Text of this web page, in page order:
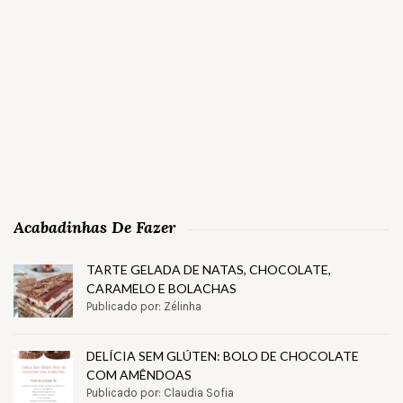
Acabadinhas De Fazer
TARTE GELADA DE NATAS, CHOCOLATE,
CARAMELO E BOLACHAS
Publicado por: Zélinha
DELÍCIA SEM GLÚTEN: BOLO DE CHOCOLATE
COM AMÊNDOAS
Publicado por: Claudia Sofia